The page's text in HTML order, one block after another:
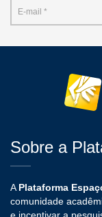
Sobre a
A Plataforma
comunidade